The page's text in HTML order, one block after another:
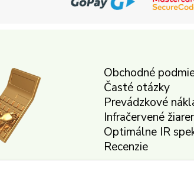
Obchodné
Časté otázky
Prevádzkové
Infračervené
Optimálne IR
Recenzie